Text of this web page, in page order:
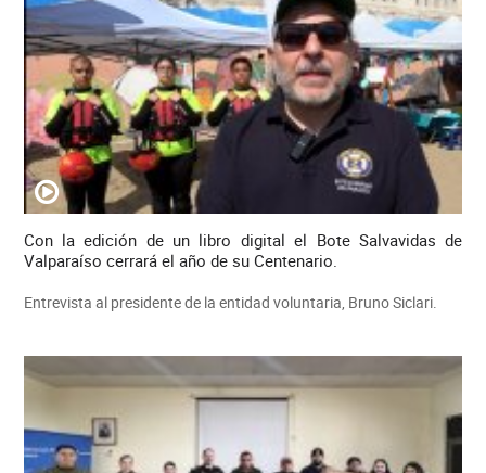
Con la edición de un libro digital el Bote Salvavidas de
Valparaíso cerrará el año de su Centenario.
Entrevista al presidente de la entidad voluntaria, Bruno Siclari.